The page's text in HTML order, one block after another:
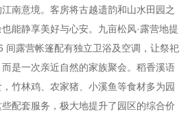
南意境。客房将古越遗韵和山水田园之
能静享美好与心安。九亩松风·露营地提
间露营帐篷配有独立卫浴及空调，让祭祀
是一次亲近自然的家族聚会。稻香溪语
竹林鸡、农家猪、小溪鱼等食材多为园
配套服务，极大地提升了园区的综合价